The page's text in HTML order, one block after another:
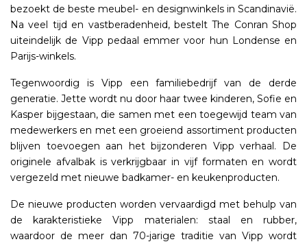
bezoekt de beste meubel- en designwinkels in Scandinavië.
Na veel tijd en vastberadenheid, bestelt The Conran Shop
uiteindelijk de Vipp pedaal emmer voor hun Londense en
Parijs-winkels.
Tegenwoordig is Vipp een familiebedrijf van de derde
generatie. Jette wordt nu door haar twee kinderen, Sofie en
Kasper bijgestaan, die samen met een toegewijd team van
medewerkers en met een groeiend assortiment producten
blijven toevoegen aan het bijzonderen Vipp verhaal. De
originele afvalbak is verkrijgbaar in vijf formaten en wordt
vergezeld met nieuwe badkamer- en keukenproducten.
De nieuwe producten worden vervaardigd met behulp van
de karakteristieke Vipp materialen: staal en rubber,
waardoor de meer dan 70-jarige traditie van Vipp wordt